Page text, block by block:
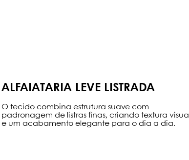
ALFAIATARIA LEVE LISTRADA
O tecido combina estrutura suave com
padronagem de listras finas, criando textura visual
e um acabamento elegante para o dia a dia.